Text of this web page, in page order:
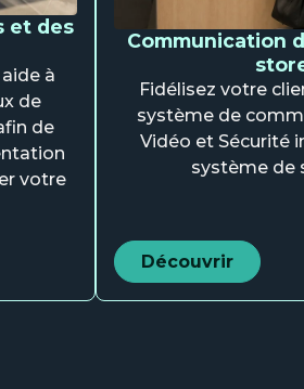
et des
à
de
de
votre
Communication
Fidélisez votre
système de
Vidéo et Sécurité
système de
Découvrir